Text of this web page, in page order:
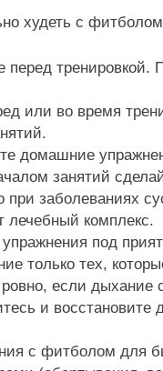
худеть с
перед тренировкой.
или во время
домашние
занятий
при заболеваниях
лечебный комплекс.
под
только тех,
если дыхание
и
с фитболом для